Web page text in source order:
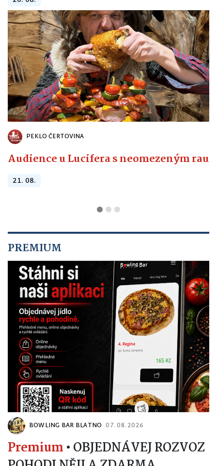
PEKLO ČERTOVINA
Audience u Lucifera s neomezeným
21. 08.
PREMIUM
BOWLING BAR BLATNO 07. 08. 2026
Premium • OBJEDNÁVEJ ROZVOZ